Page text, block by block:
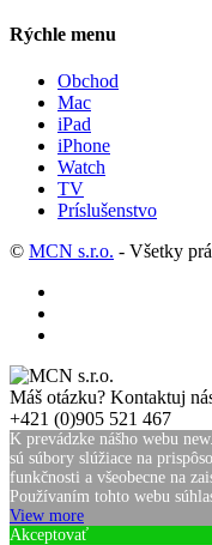
Rýchle menu
Obchod
Mac
iPad
iPhone
Watch
TV
Príslušenstvo
© MCN s.r.o. - Všetky
Máš otázku? Kontaktuj
+421 (0)905 521 467
K prevádzke nášho webu
sú súbory slúžiace na
funkčnosti a všeobecne na
Používaním tohto webu
View more
Akceptovať